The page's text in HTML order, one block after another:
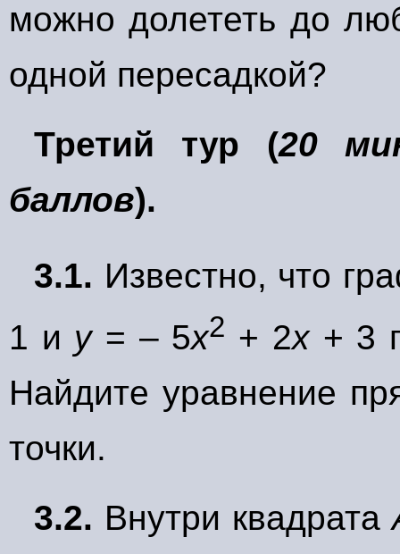
можно долететь до
одной пересадкой?
Третий тур (20
баллов).
3.1. Известно, что
1 и y= – 5х2 + 2х+ 3
Найдите уравнение
точки.
3.2. Внутри квадрата